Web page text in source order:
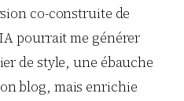
co-construite de
pourrait me générer
de style, une ébauche
blog, mais enrichie